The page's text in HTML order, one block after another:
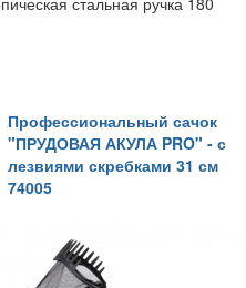
Профессиональный сачок
"ПРУДОВАЯ АКУЛА PRO" - с
лезвиями скребками 31 см
74005